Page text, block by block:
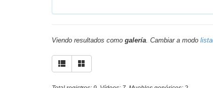
Viendo resultados como galería. Cambiar a modo